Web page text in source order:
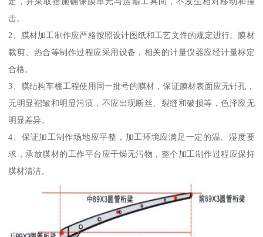
击。
2、膜材加工制作应严格按照设计图纸和工艺文件的规定进行。膜材
裁剪、热合等制作过程应采用设备，相关的计量仪器应经计量标定
合格。
3、膜结构车棚工程使用同一批号的膜材，保证膜材表面应无针孔，
无明显褶皱和明显污渍，不应出现断丝、裂缝和破损等，色泽应无
明显差异。
4、保证加工制作场地应平整，加工环境应满足一定的温、湿度要
求，承放膜材的工作平台应干燥无污物，整个加工制作过程应保持
膜材清洁。